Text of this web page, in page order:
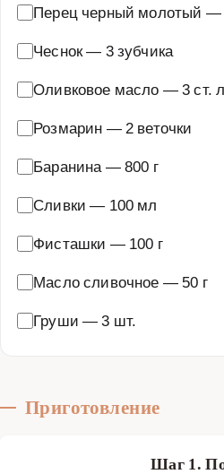
Перец черный молотый —
Чеснок— 3 зубчика
Оливковое масло —3 ст.
Розмарин — 2 веточки
Баранина —800 г
Сливки — 100 мл
Фисташки — 100 г
Масло сливочное — 50 г
Груши —3 шт.
Приготовление
Шаг 1.